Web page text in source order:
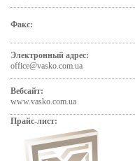
Факс:
Электронный адрес:
office@vasko.com.ua
Вебсайт:
www.vasko.com.ua
Прайс-лист: